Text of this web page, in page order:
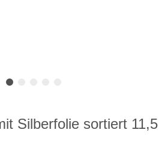
Silberfolie sortiert 11,5